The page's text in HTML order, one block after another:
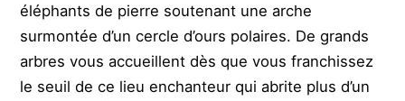
éléphants de pierre soutenant une arche
surmontée d’un cercle d’ours polaires. De grands
arbres vous accueillent dès que vous franchissez
le seuil de ce lieu enchanteur qui abrite plus d’un